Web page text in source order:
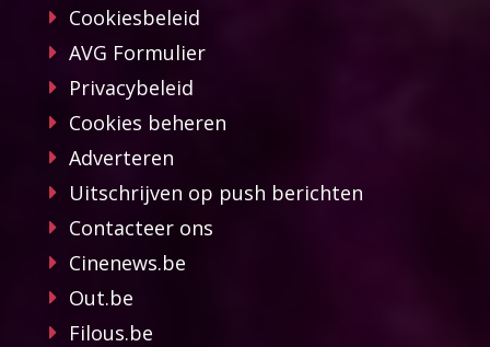
Cookiesbeleid
AVG Formulier
Privacybeleid
Cookies beheren
Adverteren
Uitschrijven op push berichten
Contacteer ons
Cinenews.be
Out.be
Filous.be